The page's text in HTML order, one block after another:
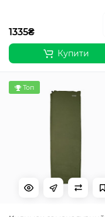
1335₴
Купити
Топ